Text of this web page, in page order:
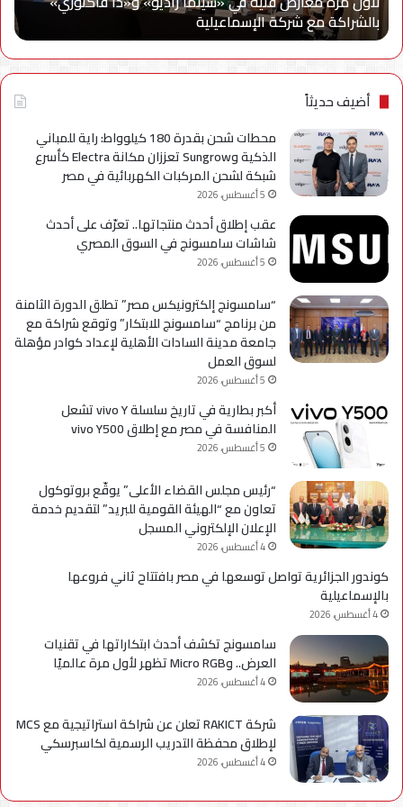
بالشراكة
مع
شركة
الإسماعيلية
بالشراكة مع شركة الإسماعيلية
A
أضيف حديثاً
محطات شحن بقدرة 180 كيلوواط: راية للمباني
الذكية وSungrow تعززان مكانة Electra كأسرع
شبكة لشحن المركبات الكهربائية في مصر
5 أغسطس، 2026
عقب إطلاق أحدث منتجاتها.. تعرّف على أحدث
شاشات سامسونج في السوق المصري
5 أغسطس، 2026
“سامسونج إلكترونيكس مصر” تطلق الدورة الثامنة
من برنامج “سامسونج للابتكار” وتوقع شراكة مع
جامعة مدينة السادات الأهلية لإعداد كوادر مؤهلة
لسوق العمل
5 أغسطس، 2026
أكبر بطارية في تاريخ سلسلة vivo Y تشعل
المنافسة في مصر مع إطلاق vivo Y500
5 أغسطس، 2026
“رئيس مجلس القضاء الأعلى” يوقّع بروتوكول
تعاون مع “الهيئة القومية للبريد” لتقديم خدمة
الإعلان الإلكتروني المسجل
4 أغسطس، 2026
كوندور الجزائرية تواصل توسعها في مصر بافتتاح ثاني فروعها
بالإسماعيلية
4 أغسطس، 2026
سامسونج تكشف أحدث ابتكاراتها في تقنيات
العرض.. وMicro RGB تظهر لأول مرة عالميًا
4 أغسطس، 2026
شركة RAKICT تعلن عن شراكة استراتيجية مع MCS
لإطلاق محفظة التدريب الرسمية لكاسبرسكي
4 أغسطس، 2026